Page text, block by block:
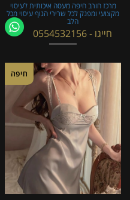
מרכז חורב חיפה מעסה איכותית לעיסוי
מקצועי ומפנק לכל שרירי הגוף עיסוי מכל
הלב
חייגו - 0554532156
חיפה